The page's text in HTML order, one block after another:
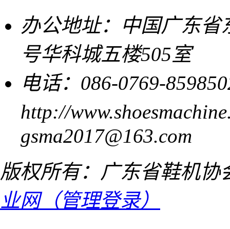
办公地址：中国广东省
号华科城五楼505室
电话：086-0769-
http://
gsma2017@163.com
版权所有：广东省鞋机协
业网（管理登录）